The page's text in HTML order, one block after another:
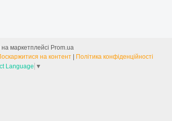
маркетплейсі Prom.ua
на контент
Політика конфіденційності
Language ▼